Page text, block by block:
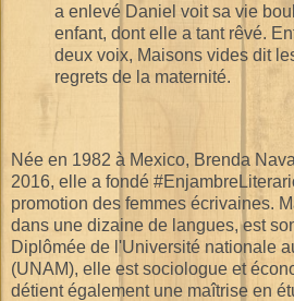
a enlevé Daniel voit sa vie
enfant, dont elle a tant rêvé.
deux voix, Maisons vides dit
regrets de la maternité.
Née en 1982 à Mexico, Brenda
2016, elle a fondé
promotion des femmes écrivaines.
dans une dizaine de langues, est
Diplômée de l'Université nationale
(UNAM), elle est sociologue et
détient également une maîtrise en